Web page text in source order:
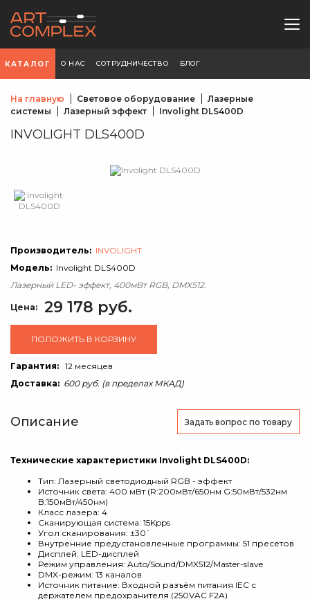
КАТАЛОГ О НАС СОТРУДНИЧЕСТВО БЛОГ
На главную Световое оборудование
Лазерные
системы
Лазерный эффект Involight DLS400D
INVOLIGHT DLS400D
Производитель: INVOLIGHT
Модель: Involight DLS400D
Лазерный LED- эффект, 400мВт RGB, DMX512.
Цена: 29 178 руб.
ПОЛОЖИТЬ В КОРЗИНУ
Гарантия: 12 месяцев
Доставка: 600 руб. (в пределах МКАД)
Описание Задать вопрос по товару
Технические характеристики Involight DLS400D:
Тип: Лазерный светодиодный RGB - эффект
Источник света: 400 мВт (R:200мВт/650нм G:50мВт/532нм
B:150мВт/450нм)
Класс лазера: 4
Cканирующая система: 15Kpps
Угол сканирования: ±30`
Внутренние предустановленные программы: 51 пресетов
Дисплей: LED-дисплей
Режим управления: Auto/Sound/DMX512/Master-slave
DMX-режим: 13 каналов
Источник питание: Входной разъём питания IEC с
держателем предохранителя (250VAC F2A)